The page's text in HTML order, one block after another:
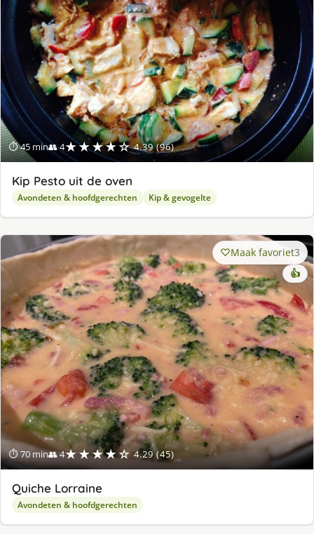
⏱ 45 min👥 4★★★★☆ 4.39 (96)
Kip Pesto uit de oven
Avondeten & hoofdgerechten Kip & gevogelte
⏱ 70 min👥 4★★★★☆ 4.29 (45)
Maak favoriet3
👍
Quiche Lorraine
Avondeten & hoofdgerechten